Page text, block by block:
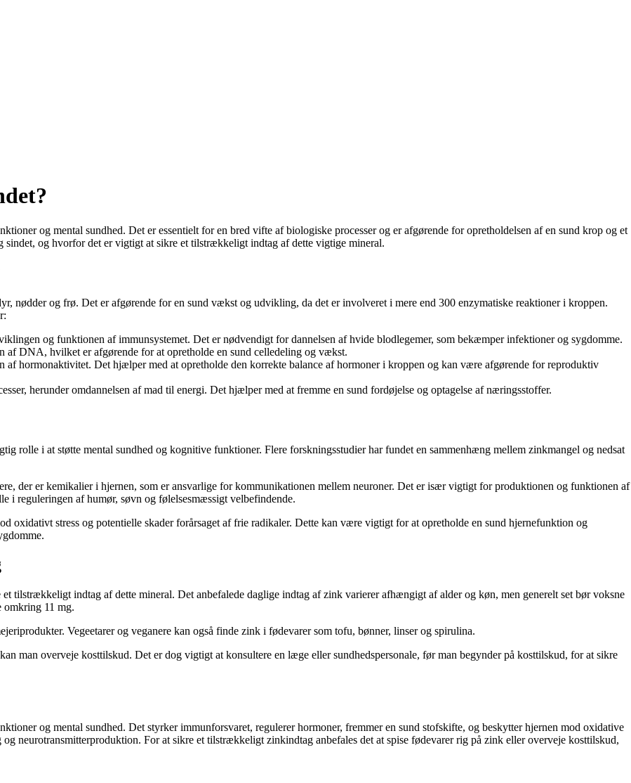
og mental sundhed. Det er essentielt for en bred vifte af biologiske processer og er afgørende for opretholdelsen af en sund krop og et
og hvorfor det er vigtigt at sikre et tilstrækkeligt indtag af dette vigtige mineral.
nødder og frø. Det er afgørende for en sund vækst og udvikling, da det er involveret i mere end 300 enzymatiske reaktioner i kroppen.
og funktionen af immunsystemet. Det er nødvendigt for dannelsen af hvide blodlegemer, som bekæmper infektioner og sygdomme.
af DNA, hvilket er afgørende for at opretholde en sund celledeling og vækst.
hormonaktivitet. Det hjælper med at opretholde den korrekte balance af hormoner i kroppen og kan være afgørende for reproduktiv
herunder omdannelsen af mad til energi. Det hjælper med at fremme en sund fordøjelse og optagelse af næringsstoffer.
rolle i at støtte mental sundhed og kognitive funktioner. Flere forskningsstudier har fundet en sammenhæng mellem zinkmangel og nedsat
der er kemikalier i hjernen, som er ansvarlige for kommunikationen mellem neuroner. Det er især vigtigt for produktionen og funktionen af
i reguleringen af humør, søvn og følelsesmæssigt velbefindende.
oxidativt stress og potentielle skader forårsaget af frie radikaler. Dette kan være vigtigt for at opretholde en sund hjernefunktion og
tilstrækkeligt indtag af dette mineral. Det anbefalede daglige indtag af zink varierer afhængigt af alder og køn, men generelt set bør voksne
omkring 11 mg.
Vegeetarer og veganere kan også finde zink i fødevarer som tofu, bønner, linser og spirulina.
man overveje kosttilskud. Det er dog vigtigt at konsultere en læge eller sundhedspersonale, før man begynder på kosttilskud, for at sikre
og mental sundhed. Det styrker immunforsvaret, regulerer hormoner, fremmer en sund stofskifte, og beskytter hjernen mod oxidative
neurotransmitterproduktion. For at sikre et tilstrækkeligt zinkindtag anbefales det at spise fødevarer rig på zink eller overveje kosttilskud,